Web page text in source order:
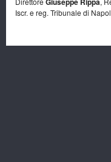
Iscr. e reg. Tribunale di